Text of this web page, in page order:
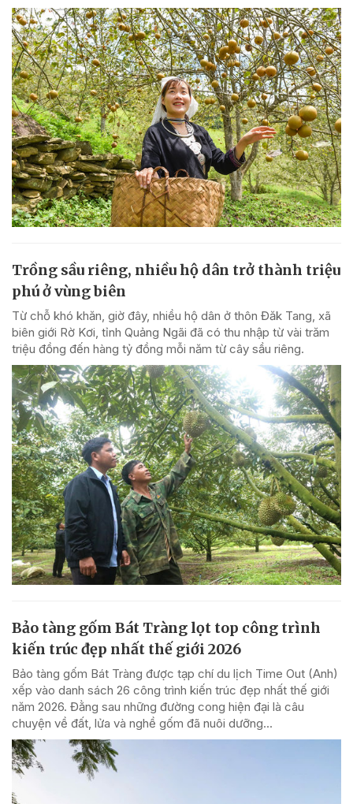
Trồng sầu riêng, nhiều hộ dân trở thành triệu
phú ở vùng biên
Từ chỗ khó khăn, giờ đây, nhiều hộ dân ở thôn Đăk Tang, xã
biên giới Rờ Kơi, tỉnh Quảng Ngãi đã có thu nhập từ vài trăm
triệu đồng đến hàng tỷ đồng mỗi năm từ cây sầu riêng.
Bảo tàng gốm Bát Tràng lọt top công trình
kiến trúc đẹp nhất thế giới 2026
Bảo tàng gốm Bát Tràng được tạp chí du lịch Time Out (Anh)
xếp vào danh sách 26 công trình kiến trúc đẹp nhất thế giới
năm 2026. Đằng sau những đường cong hiện đại là câu
chuyện về đất, lửa và nghề gốm đã nuôi dưỡng...